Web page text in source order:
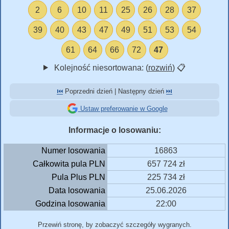
2 6 10 11 25 26 28 37
39 40 43 47 49 51 53 54
61 64 66 72 47
Kolejność niesortowana: (rozwiń) 📋
⏮️ Poprzedni dzień | Następny dzień ⏭️
Ustaw preferowanie w Google
Informacje o losowaniu:
Numer losowania
16863
Całkowita pula PLN
657 724 zł
Pula Plus PLN
225 734 zł
Data losowania
25.06.2026
Godzina losowania
22:00
Przewiń stronę, by zobaczyć szczegóły wygranych.